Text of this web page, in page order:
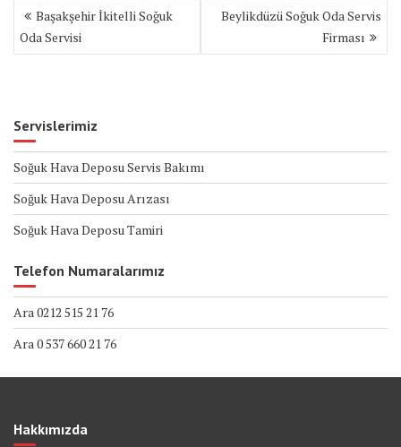
Yazı
gezinmesi
Başakşehir İkitelli Soğuk
Oda Servisi
Beylikdüzü Soğuk Oda Servis
Firması
Servislerimiz
Soğuk Hava Deposu Servis Bakımı
Soğuk Hava Deposu Arızası
Soğuk Hava Deposu Tamiri
Telefon Numaralarımız
Ara 0212 515 21 76
Ara 0 537 660 21 76
Hakkımızda